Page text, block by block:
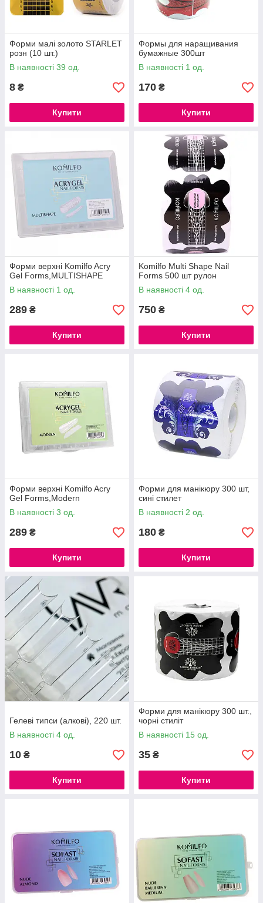
Форми малі золото STARLET
розн (10 шт.)
В наявності 39 од.
8 ₴
Купити
Формы для наращивания
бумажные 300шт
В наявності 1 од.
170 ₴
Купити
Форми верхні Komilfo Acry
Gel Forms,MULTISHAPE
В наявності 1 од.
289 ₴
Купити
Komilfo Multi Shape Nail
Forms 500 шт рулон
В наявності 4 од.
750 ₴
Купити
Форми верхні Komilfo Acry
Gel Forms,Modern
В наявності 3 од.
289 ₴
Купити
Форми для манікюру 300 шт,
сині стилет
В наявності 2 од.
180 ₴
Купити
Гелеві типси (алкові), 220 шт.
В наявності 4 од.
10 ₴
Купити
Форми для манікюру 300 шт.,
чорні стиліт
В наявності 15 од.
35 ₴
Купити